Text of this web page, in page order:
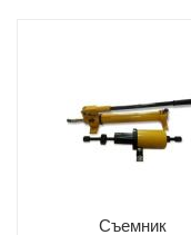
Съемник